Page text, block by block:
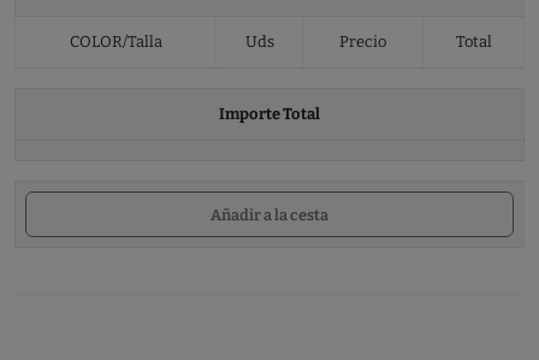
COLOR/Talla Uds Precio Total
Importe Total
Añadir a la cesta